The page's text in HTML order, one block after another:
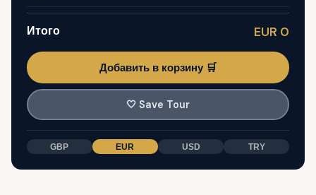
Итого EUR 0
Добавить в корзину 🛒
🤍 Save Tour
GBP EUR USD TRY